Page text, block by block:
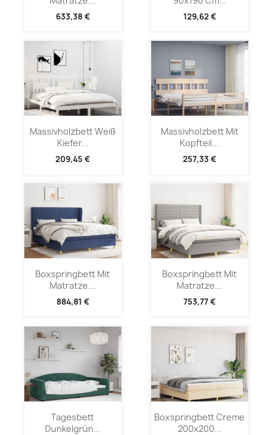
633,38 € 129,62 €
Massivholzbett Weiß
Kiefer...
209,45 €
Massivholzbett Mit
Kopfteil...
257,33 €
Boxspringbett Mit
Matratze...
884,81 €
Boxspringbett Mit
Matratze...
753,77 €
Tagesbett
Dunkelgrün...
Boxspringbett Creme
200x200...